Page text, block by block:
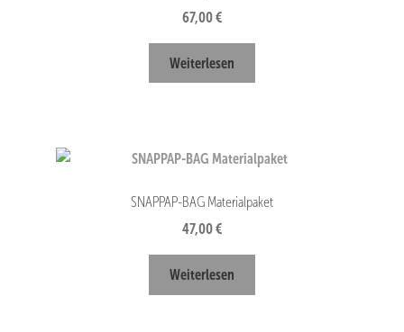
67,00€
Weiterlesen
SNAPPAP-BAG Materialpaket
47,00€
Weiterlesen